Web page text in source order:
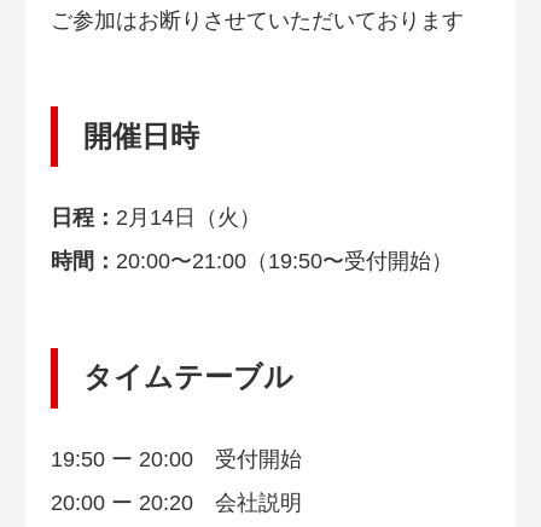
ご参加はお断りさせていただいております
開催日時
日程： 2月14日（火）
時間： 20:00〜21:00（19:50〜受付開始）
タイムテーブル
19:50 ー 20:00 受付開始
20:00 ー 20:20 会社説明